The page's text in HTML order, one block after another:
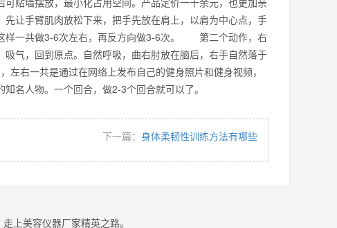
让手臂肌肉放松下来，把手先放在肩上，以肩为中心点，手
样一共做3-6次左右，再反方向做3-6次。 第二个动作，右
气，回到原点。自然呼吸，曲右肘放在脑后，右手自然落于
右一共是通过在网络上发布自己的健身照片和健身视频，
知名人物。一个回合，做2-3个回合就可以了。
下一篇： 身体柔韧性训练方法有哪些
上美容仪器厂家精英之路。